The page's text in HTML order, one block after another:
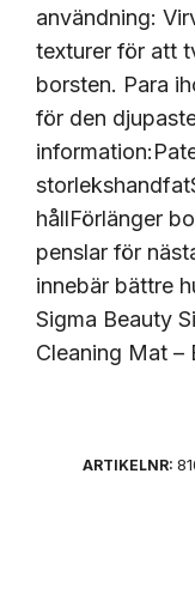
användning:
texturer för att
borsten. Para
för den
hållFörlänger
penslar för
innebär bättre
Sigma Beauty
Cleaning Mat –
ARTIKELNR: